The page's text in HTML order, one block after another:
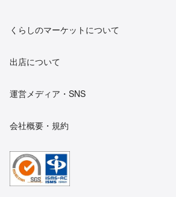
くらしのマーケットについて
出店について
運営メディア・SNS
会社概要・規約